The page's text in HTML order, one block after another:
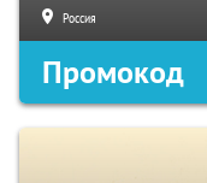
Россия
Промокод